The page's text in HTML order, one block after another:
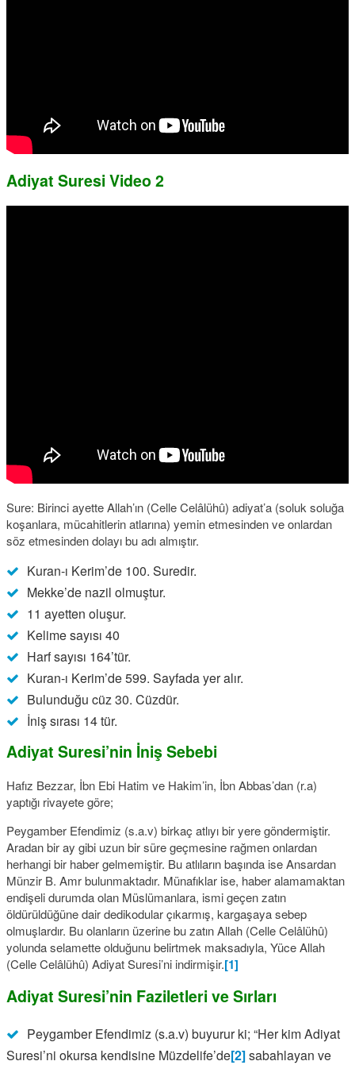
Adiyat Suresi Video 2
Sure: Birinci ayette Allah’ın (Celle Celâlühû) adiyat’a (soluk soluğa
koşanlara, mücahitlerin atlarına) yemin etmesinden ve onlardan
söz etmesinden dolayı bu adı almıştır.
Kuran-ı Kerim’de 100. Suredir.
Mekke’de nazil olmuştur.
11 ayetten oluşur.
Kelime sayısı 40
Harf sayısı 164’tür.
Kuran-ı Kerim’de 599. Sayfada yer alır.
Bulunduğu cüz 30. Cüzdür.
İniş sırası 14 tür.
Adiyat Suresi’nin İniş Sebebi
Hafız Bezzar, İbn Ebi Hatim ve Hakim’in, İbn Abbas’dan (r.a)
yaptığı rivayete göre;
Peygamber Efendimiz (s.a.v) birkaç atlıyı bir yere göndermiştir.
Aradan bir ay gibi uzun bir süre geçmesine rağmen onlardan
herhangi bir haber gelmemiştir. Bu atlıların başında ise Ansardan
Münzir B. Amr bulunmaktadır. Münafıklar ise, haber alamamaktan
endişeli durumda olan Müslümanlara, ismi geçen zatın
öldürüldüğüne dair dedikodular çıkarmış, kargaşaya sebep
olmuşlardır. Bu olanların üzerine bu zatın Allah (Celle Celâlühû)
yolunda selamette olduğunu belirtmek maksadıyla, Yüce Allah
(Celle Celâlühû) Adiyat Suresi’ni indirmişir.[1]
Adiyat Suresi’nin Faziletleri ve Sırları
Peygamber Efendimiz (s.a.v) buyurur ki; “Her kim Adiyat
Suresi’ni okursa kendisine Müzdelife’de[2]sabahlayan ve